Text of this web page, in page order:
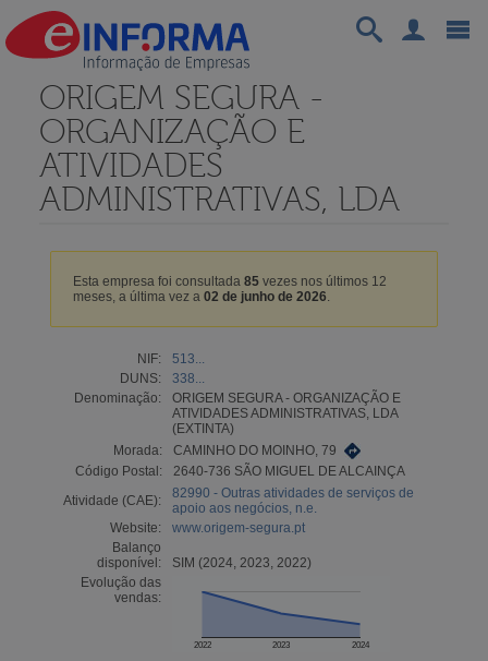
ORIGEM SEGURA -
ORGANIZAÇÃO E
ATIVIDADES
ADMINISTRATIVAS, LDA
Esta empresa foi consultada 85vezes nos últimos 12
meses, a última vez a 02 de junho de 2026.
NIF:
513...
DUNS:
338...
Denominação:
ORIGEM SEGURA - ORGANIZAÇÃO E
ATIVIDADES ADMINISTRATIVAS, LDA
(EXTINTA)
Morada:
CAMINHO DO MOINHO, 79
Código Postal:
2640-736 SÃO MIGUEL DE ALCAINÇA
Atividade (CAE):
82990 - Outras atividades de serviços de
apoio aos negócios, n.e.
Website:
www.origem-segura.pt
Balanço
disponível:
SIM (2024, 2023, 2022)
Evolução das
vendas:
2022 2023 2024